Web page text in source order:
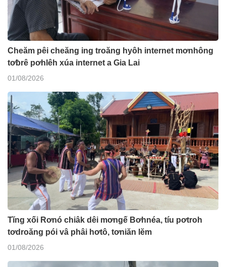
Cheăm pêi cheăng ing troăng hyôh internet mơnhông
tơƀrê pơhlêh xúa internet a Gia Lai
01/08/2026
Tĭng xối Rơnó chiâk dêi mơngế Bơhnéa, tíu pơtroh
tơdroăng pói vâ phâi hơtô, tơniăn lĕm
01/08/2026